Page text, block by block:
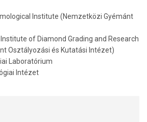
Institute (Nemzetközi Gyémánt
of Diamond Grading and Research
Osztályozási és Kutatási Intézet)
Laboratórium
Intézet